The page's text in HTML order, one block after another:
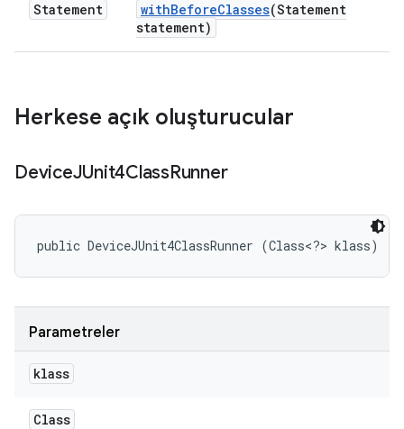
Statement withBeforeClasses(Statement
statement)
Herkese açık oluşturucular
DeviceJUnit4ClassRunner
public DeviceJUnit4ClassRunner (Class<?> klass)
Parametreler
klass
Class